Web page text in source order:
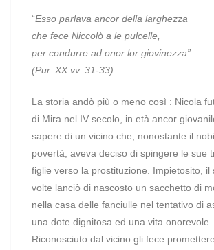
“Esso parlava ancor della larghezza
che fece Niccolò a le pulcelle,
per condurre ad onor lor giovinezza”
(Pur. XX vv. 31-33)
La storia andò più o meno così : Nicola
di Mira nel IV secolo, in età ancor
sapere di un vicino che, nonostante il
povertà, aveva deciso di spingere le sue
figlie verso la prostituzione. Impietosito,
volte lanciò di nascosto un sacchetto di
nella casa delle fanciulle nel tentativo di
una dote dignitosa ed una vita onorevole.
Riconosciuto dal vicino gli fece